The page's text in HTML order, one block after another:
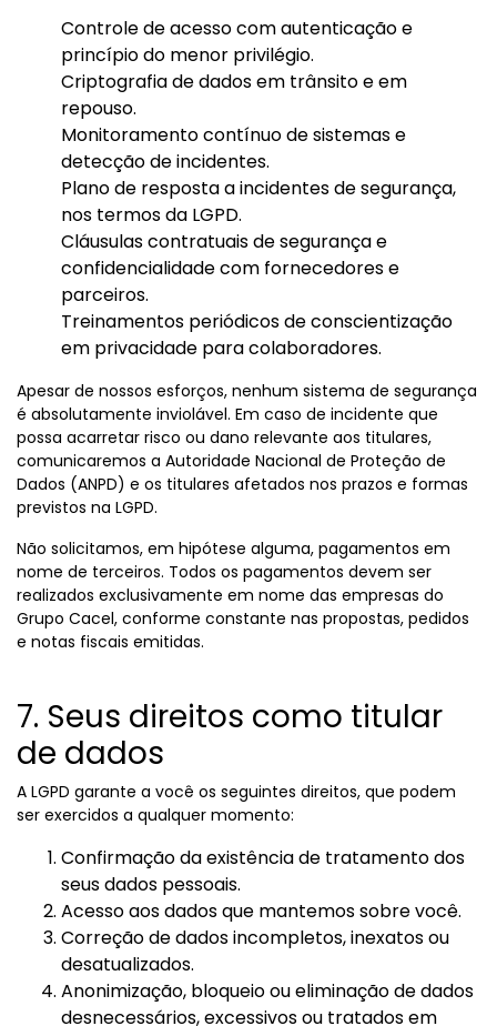
Controle de acesso com autenticação e
princípio do menor privilégio.
Criptografia de dados em trânsito e em
repouso.
Monitoramento contínuo de sistemas e
detecção de incidentes.
Plano de resposta a incidentes de segurança,
nos termos da LGPD.
Cláusulas contratuais de segurança e
confidencialidade com fornecedores e
parceiros.
Treinamentos periódicos de conscientização
em privacidade para colaboradores.
Apesar de nossos esforços, nenhum sistema de segurança
é absolutamente inviolável. Em caso de incidente que
possa acarretar risco ou dano relevante aos titulares,
comunicaremos a Autoridade Nacional de Proteção de
Dados (ANPD) e os titulares afetados nos prazos e formas
previstos na LGPD.
Não solicitamos, em hipótese alguma, pagamentos em
nome de terceiros. Todos os pagamentos devem ser
realizados exclusivamente em nome das empresas do
Grupo Cacel, conforme constante nas propostas, pedidos
e notas fiscais emitidas.
7. Seus direitos como titular
de dados
A LGPD garante a você os seguintes direitos, que podem
ser exercidos a qualquer momento:
Confirmação da existência de tratamento dos
seus dados pessoais.
Acesso aos dados que mantemos sobre você.
Correção de dados incompletos, inexatos ou
desatualizados.
Anonimização, bloqueio ou eliminação de dados
desnecessários, excessivos ou tratados em